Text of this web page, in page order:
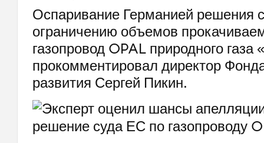
Оспаривание Германией решения
ограничению объемов
газопровод OPAL природного газа
прокомментировал директор Фонда
развития Сергей Пикин.